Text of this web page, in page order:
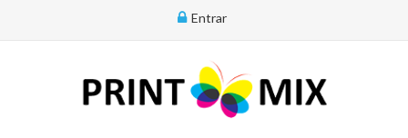
Entrar